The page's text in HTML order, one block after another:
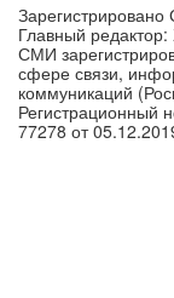
Главный
СМИ
сфере связи,
коммуникаций
Регистрационный
77278 от